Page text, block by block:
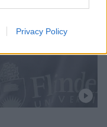
Privacy Policy